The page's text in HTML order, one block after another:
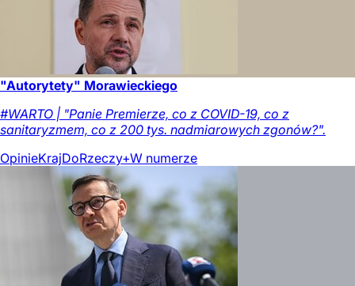
"Autorytety" Morawieckiego
#WARTO | "Panie Premierze, co z COVID-19, co z
sanitaryzmem, co z 200 tys. nadmiarowych zgonów?".
OpinieKrajDoRzeczy+W numerze